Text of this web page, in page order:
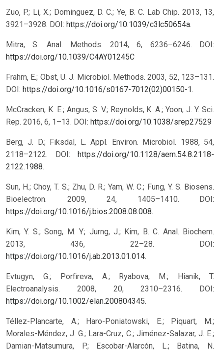
Zuo, P.; Li, X.; Dominguez, D. C.; Ye, B. C. Lab Chip. 2013, 13,
3921–3928. DOI: https://doi.org/10.1039/c3lc50654a.
Mitra, S. Anal. Methods. 2014, 6, 6236–6246.
DOI:
https://doi.org/10.1039/C4AY01245C
Frahm, E.; Obst, U. J. Microbiol. Methods. 2003, 52, 123–131.
DOI: https://doi.org/10.1016/s0167-7012(02)00150-1.
McCracken, K. E.; Angus, S. V.; Reynolds, K. A.; Yoon, J. Y. Sci.
Rep. 2016, 6, 1–13. DOI: https://doi.org/10.1038/srep27529
Berg, J. D.; Fiksdal, L. Appl. Environ. Microbiol. 1988, 54,
2118–2122. DOI:
https://doi.org/10.1128/aem.54.8.2118-
2122.1988.
Sun, H.; Choy, T. S.; Zhu, D. R.; Yam, W. C.; Fung, Y. S. Biosens.
Bioelectron. 2009, 24, 1405–1410. DOI:
https://doi.org/10.1016/j.bios.2008.08.008.
Kim, Y. S.; Song, M. Y.; Jurng, J.; Kim, B. C. Anal. Biochem.
2013, 436, 22–28. DOI:
https://doi.org/10.1016/j.ab.2013.01.014.
Evtugyn, G.; Porfireva, A.; Ryabova, M.; Hianik, T.
Electroanalysis. 2008, 20, 2310–2316. DOI:
https://doi.org/10.1002/elan.200804345.
Téllez-Plancarte, A.; Haro-Poniatowski, E.; Piquart, M.;
Morales-Méndez, J. G.; Lara-Cruz, C.; Jiménez-Salazar, J. E.;
Damian-Matsumura, P.; Escobar-Alarcón, L.; Batina, N.